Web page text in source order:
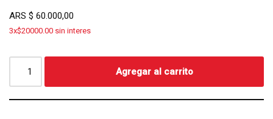
ARS $ 60.000,00
3x$20000.00 sin interes
Agregar al carrito